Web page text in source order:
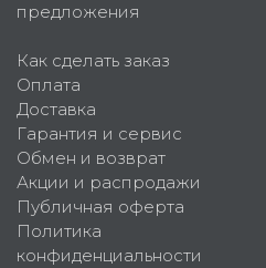
предложения
Как сделать заказ
Оплата
Доставка
Гарантия и сервис
Обмен и возврат
Акции и распродажи
Публичная оферта
Политика
конфиденциальности